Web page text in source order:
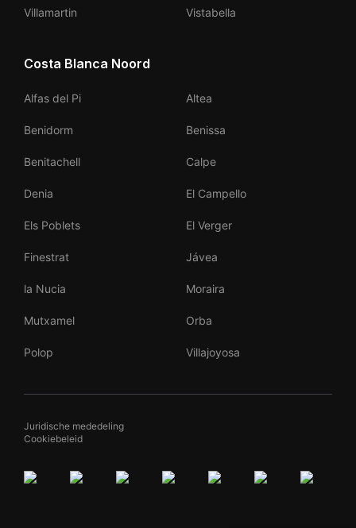
Villamartin Vistabella
Costa Blanca Noord
Alfas del Pi Altea
Benidorm Benissa
Benitachell Calpe
Denia El Campello
Els Poblets El Verger
Finestrat Jávea
la Nucia Moraira
Mutxamel Orba
Polop Villajoyosa
Juridische mededeling
Cookiebeleid